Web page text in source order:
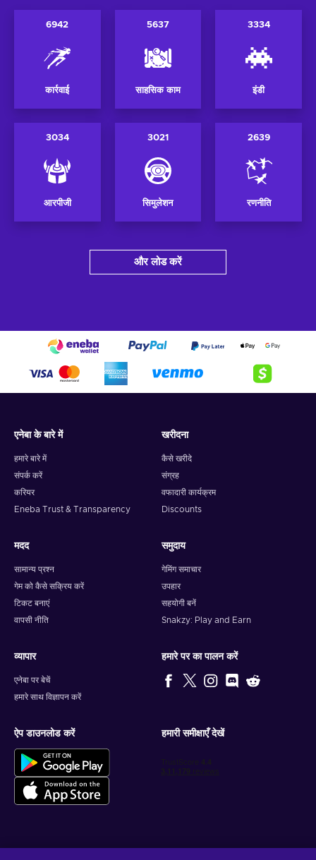
6942
कार्रवाई
5637
साहसिक काम
3334
इंडी
3034
आरपीजी
3021
सिमुलेशन
2639
रणनीति
और लोड करें
एनेबा के बारे में
हमारे बारे में
संपर्क करें
करियर
Eneba Trust & Transparency
खरीदना
कैसे खरीदे
संग्रह
वफादारी कार्यक्रम
Discounts
मदद
सामान्य प्रश्न
गेम को कैसे सक्रिय करें
टिकट बनाएं
वापसी नीति
समुदाय
गेमिंग समाचार
उपहार
सहयोगी बनें
Snakzy: Play and Earn
व्यापार
एनेबा पर बेचें
हमारे साथ विज्ञापन करें
हमारे पर का पालन करें
ऐप डाउनलोड करें हमारी समीक्षाएँ देखें